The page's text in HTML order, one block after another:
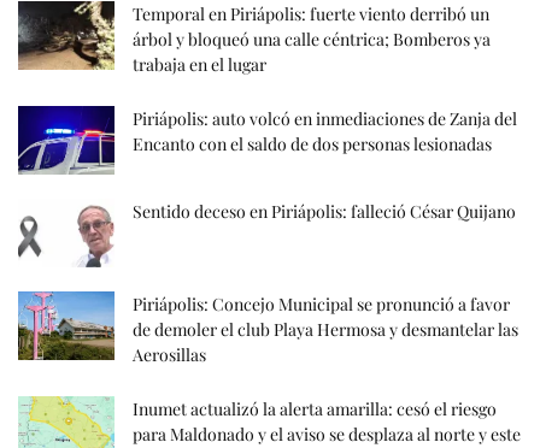
Temporal en Piriápolis: fuerte viento derribó un
árbol y bloqueó una calle céntrica; Bomberos ya
trabaja en el lugar
Piriápolis: auto volcó en inmediaciones de Zanja del
Encanto con el saldo de dos personas lesionadas
Sentido deceso en Piriápolis: falleció César Quijano
Piriápolis: Concejo Municipal se pronunció a favor
de demoler el club Playa Hermosa y desmantelar las
Aerosillas
Inumet actualizó la alerta amarilla: cesó el riesgo
para Maldonado y el aviso se desplaza al norte y este